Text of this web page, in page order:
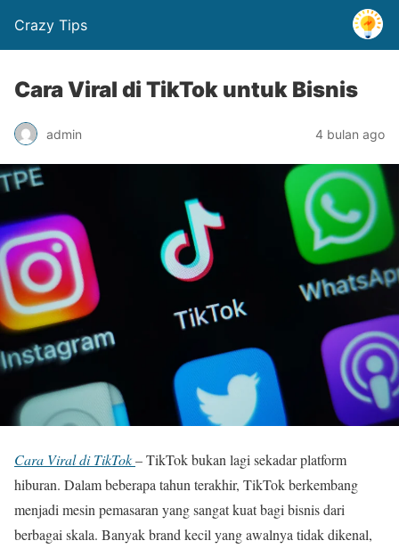
Crazy Tips
Cara Viral di TikTok untuk Bisnis
admin 4 bulan ago
Cara Viral di TikTok– TikTok bukan lagi sekadar platform
hiburan. Dalam beberapa tahun terakhir, TikTok berkembang
menjadi mesin pemasaran yang sangat kuat bagi bisnis dari
berbagai skala. Banyak brand kecil yang awalnya tidak dikenal,